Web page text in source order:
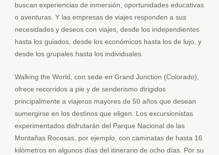
buscan experiencias de inmersión, oportunidades educativas
o aventuras. Y las empresas de viajes responden a sus
necesidades y deseos con viajes, desde los independientes
hasta los guiados, desde los económicos hasta los de lujo, y
desde los grupales hasta los individuales.
Walking the World, con sede en Grand Junction (Colorado),
ofrece recorridos a pie y de senderismo dirigidos
principalmente a viajeros mayores de 50 años que desean
sumergirse en los destinos que eligen. Los excursionistas
experimentados disfrutarán del Parque Nacional de las
Montañas Rocosas, por ejemplo, con caminatas de hasta 16
kilómetros en algunos días del itinerario de ocho días. Por su